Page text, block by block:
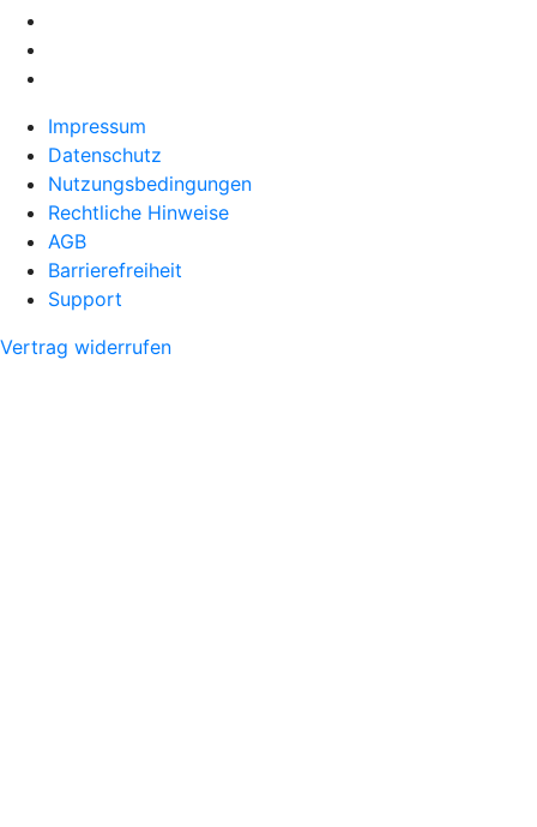
Impressum
Datenschutz
Nutzungsbedingungen
Rechtliche Hinweise
AGB
Barrierefreiheit
Support
Vertrag widerrufen